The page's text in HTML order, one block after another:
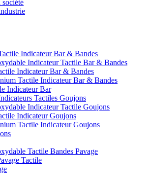
société
Indicateur Bar & Bandes
Indicateur Tactile Bar & Bandes
Indicateur Bar & Bandes
Tactile Indicateur Bar & Bandes
Indicateur Bar
Tactiles Goujons
Indicateur Tactile Goujons
Indicateur Goujons
Tactile Indicateur Goujons
Tactile Bandes Pavage
Tactile